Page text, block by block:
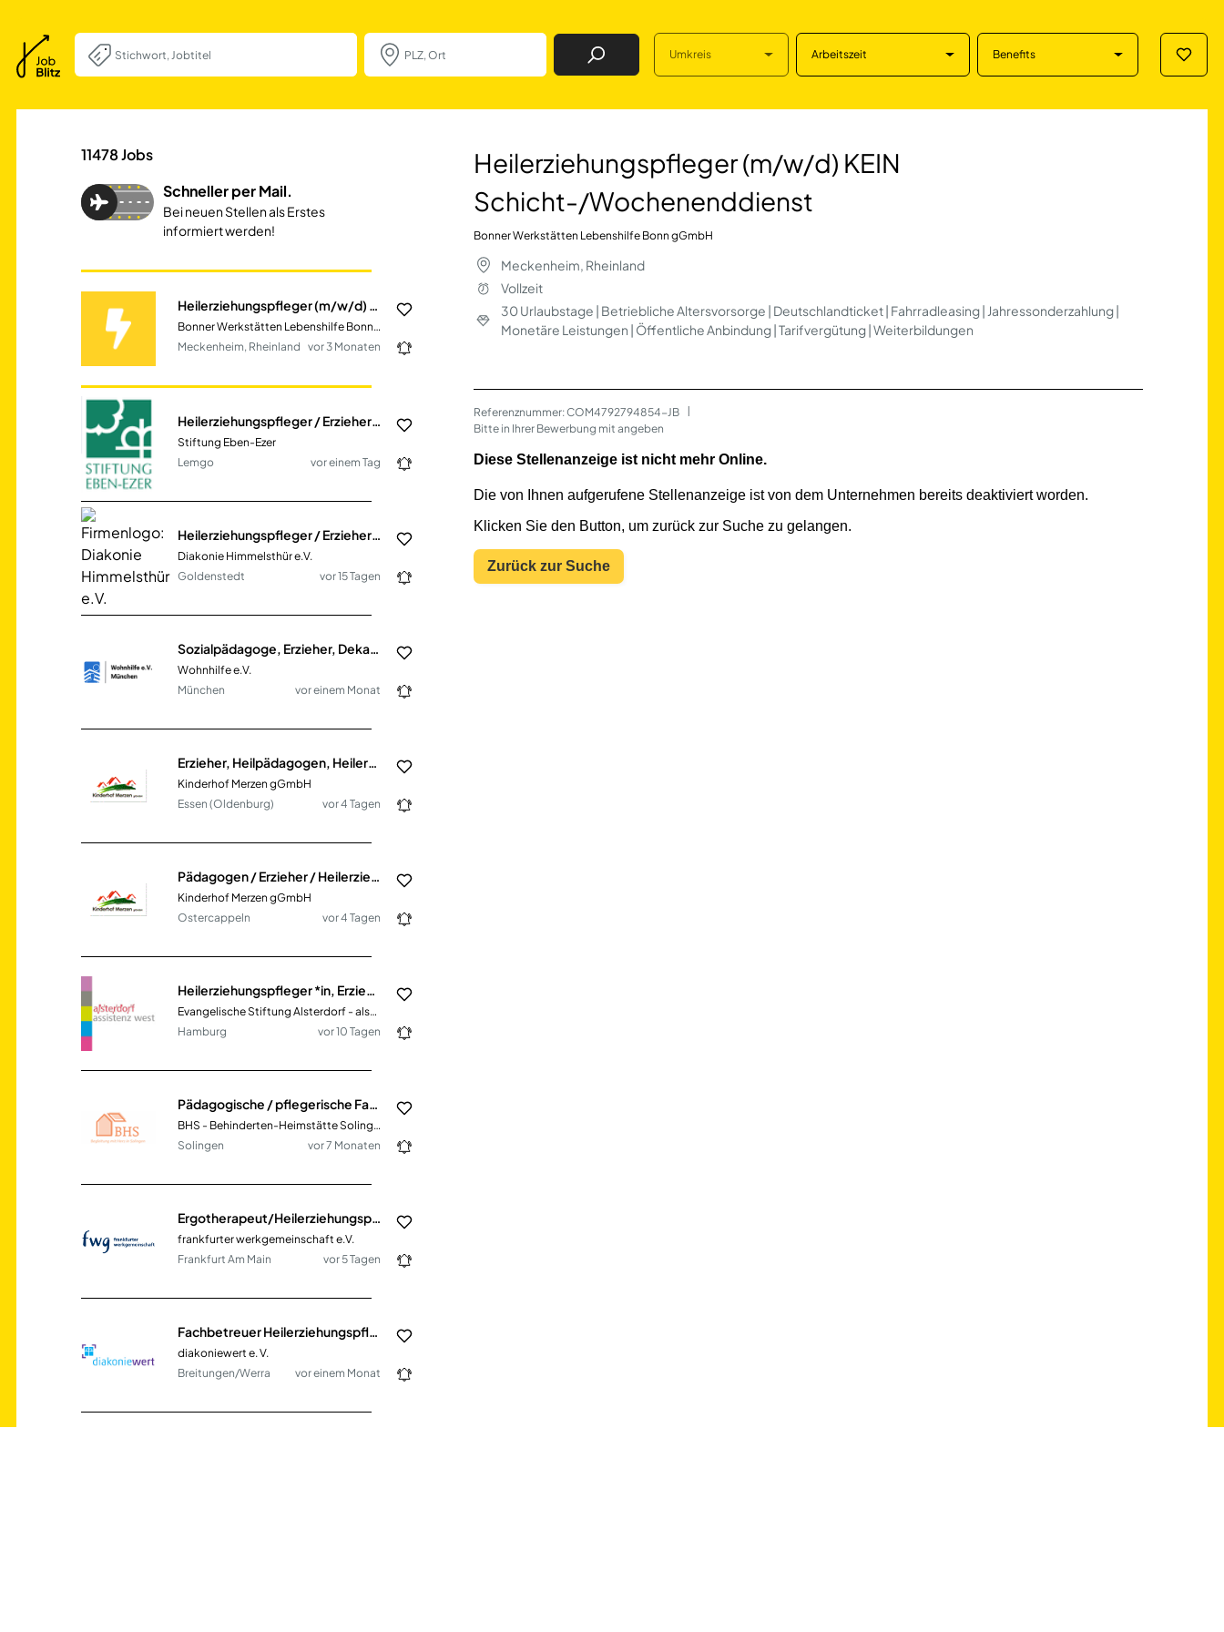
Job Finden Umkreis Arbeitszeit Benefits
Heilerziehungspfleger (m/w/d) KEIN Schicht-/
11478Jobs
Schneller per Mail.
Bei neuen Stellen als Erstes
informiert werden!
Bonner Werkstätten Lebenshilfe Bonn gGmbH
Meckenheim, Rheinland
vor 3 Monaten
Heilerziehungspfleger / Erzieher (m/w/d)
Stiftung Eben-Ezer
Lemgo
vor einem Tag
Heilerziehungspfleger / Erzieher (m/w/d)
Diakonie Himmelsthür e.V.
Goldenstedt
vor 15 Tagen
Sozialpädagoge, Erzieher, Dekan, Heilerziehungspfleger im Nachtdienst (m/w/d) Vollzeit/Teilzeit
Wohnhilfe e.V.
München
vor einem Monat
Erzieher, Heilpädagogen, Heilerziehungspfleger, Sozialpädagogen
Kinderhof Merzen gGmbH
Essen (Oldenburg)
vor 4 Tagen
Kinderhof Merzen gGmbH
Ostercappeln
vor 4 Tagen
Evangelische Stiftung Alsterdorf - alsterdorf assistenz west gGmbH
Hamburg
vor 10 Tagen
Pädagogische / pflegerische Fachkraft in Teilzeit (w/m/d) Heilerziehungspfleger, Sozialarbeiter, Sozialpädagoge, Erzieher, Gesundheits- und Krankenpfleger, Altenpfleger
BHS - Behinderten-Heimstätte Solingen e.V.
Solingen
vor 7 Monaten
Ergotherapeut/Heilerziehungspfleger (m/w/d)
frankfurter werkgemeinschaft e.V.
Frankfurt Am Main
vor 5 Tagen
Fachbetreuer Heilerziehungspflege - Wohnanlage (m/w/d)
diakoniewert e. V.
Breitungen/Werra
vor einem Monat
Heilerziehungspfleger (m/w/d) KEIN
Schicht-/Wochenenddienst
Bonner Werkstätten Lebenshilfe Bonn gGmbH
Meckenheim, Rheinland
Vollzeit
30 Urlaubstage | Betriebliche Altersvorsorge | Deutschlandticket | Fahrradleasing | Jahressonderzahlung |
Monetäre Leistungen | Öffentliche Anbindung | Tarifvergütung | Weiterbildungen
Referenznummer: COM4792794854-JB
Bitte in Ihrer Bewerbung mit angeben